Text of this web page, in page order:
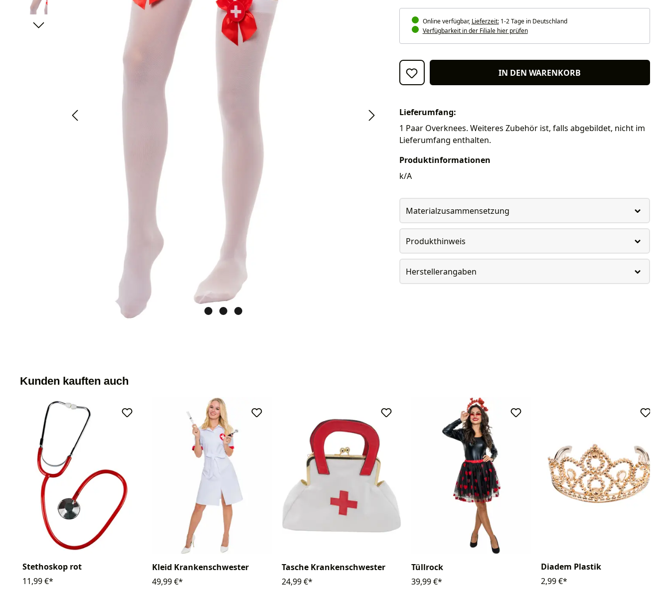
Online verfügbar, Lieferzeit:1-2 Tage in Deutschland
Verfügbarkeit in der Filiale hier prüfen
IN DEN WARENKORB
Lieferumfang:
1 Paar Overknees. Weiteres Zubehör ist, falls abgebildet, nicht im
Lieferumfang enthalten.
Produktinformationen
k/A
Materialzusammensetzung
Produkthinweis
Herstellerangaben
Kunden kauften auch
Stethoskop rot
11,99 €*
Kleid Krankenschwester
49,99 €*
Tasche Krankenschwester
24,99 €*
Tüllrock
39,99 €*
Diadem Plastik
2,99 €*